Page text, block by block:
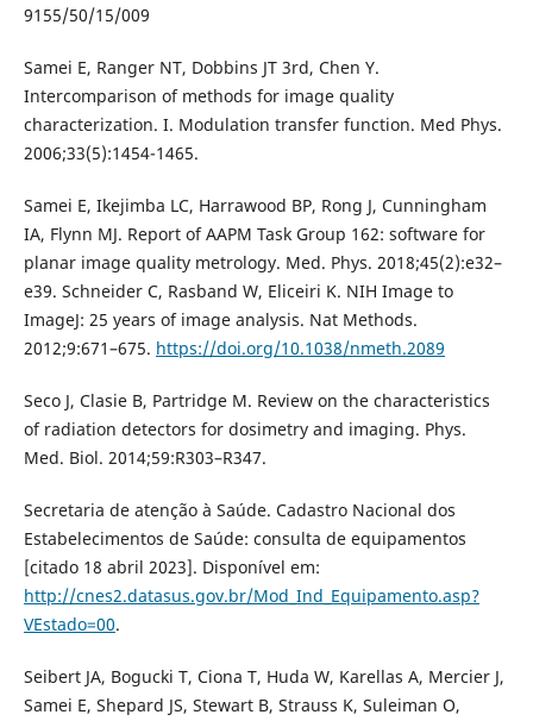
9155/50/15/009
Samei E, Ranger NT, Dobbins JT 3rd, Chen Y.
Intercomparison of methods for image quality
characterization. I. Modulation transfer function. Med Phys.
2006;33(5):1454-1465.
Samei E, Ikejimba LC, Harrawood BP, Rong J, Cunningham
IA, Flynn MJ. Report of AAPM Task Group 162: software for
planar image quality metrology. Med. Phys. 2018;45(2):e32–
e39. Schneider C, Rasband W, Eliceiri K. NIH Image to
ImageJ: 25 years of image analysis. Nat Methods.
2012;9:671–675. https://doi.org/10.1038/nmeth.2089
Seco J, Clasie B, Partridge M. Review on the characteristics
of radiation detectors for dosimetry and imaging. Phys.
Med. Biol. 2014;59:R303–R347.
Secretaria de atenção à Saúde. Cadastro Nacional dos
Estabelecimentos de Saúde: consulta de equipamentos
[citado 18 abril 2023]. Disponível em:
http://cnes2.datasus.gov.br/Mod_Ind_Equipamento.asp?
VEstado=00.
Seibert JA, Bogucki T, Ciona T, Huda W, Karellas A, Mercier J,
Samei E, Shepard JS, Stewart B, Strauss K, Suleiman O,